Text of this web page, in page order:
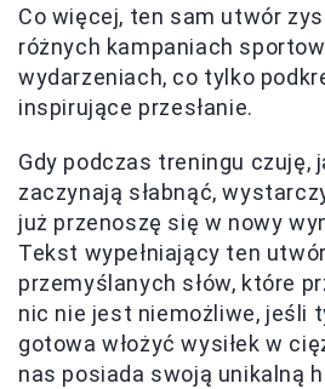
Co więcej, ten sam utwór
różnych kampaniach
wydarzeniach, co tylko
inspirujące przesłanie.
Gdy podczas treningu czuję,
zaczynają słabnąć,
już przenoszę się w nowy
Tekst wypełniający ten
przemyślanych słów, które
nic nie jest niemożliwe, jeśli
gotowa włożyć wysiłek w
nas posiada swoją unikalną